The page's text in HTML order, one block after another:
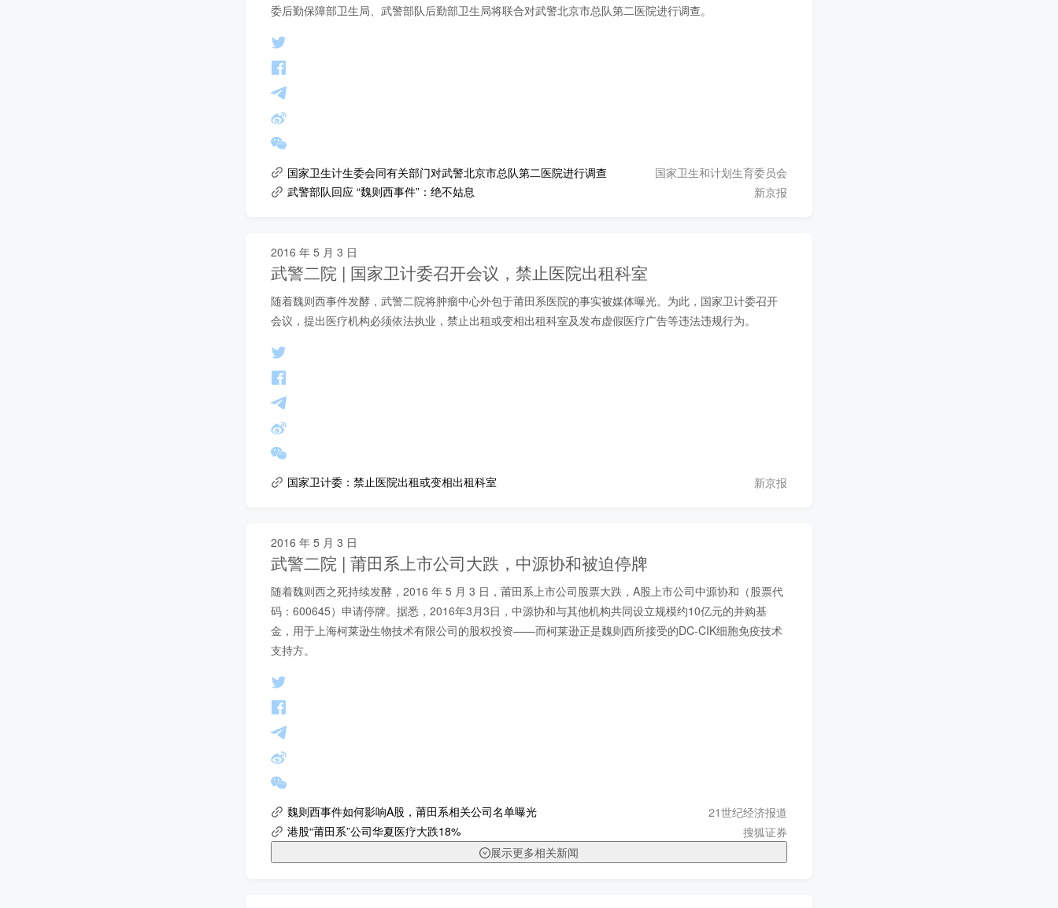
委后勤保障部卫生局、武警部队后勤部卫生局将联合对武警北京市总队第二医院进行调查。
国家卫生计生委会同有关部门对武警北京市总队第二医院进行调查 国家卫生和计划生育委员会
武警部队回应 “魏则西事件”：绝不姑息 新京报
2016 年 5 月 3 日
武警二院 | 国家卫计委召开会议，禁止医院出租科室
随着魏则西事件发酵，武警二院将肿瘤中心外包于莆田系医院的事实被媒体曝光。为此，国家卫计委召开
会议，提出医疗机构必须依法执业，禁止出租或变相出租科室及发布虚假医疗广告等违法违规行为。
国家卫计委：禁止医院出租或变相出租科室 新京报
2016 年 5 月 3 日
武警二院 | 莆田系上市公司大跌，中源协和被迫停牌
随着魏则西之死持续发酵，2016 年 5 月 3 日，莆田系上市公司股票大跌，A股上市公司中源协和（股票代
码：600645）申请停牌。据悉，2016年3月3日，中源协和与其他机构共同设立规模约10亿元的并购基
金，用于上海柯莱逊生物技术有限公司的股权投资——而柯莱逊正是魏则西所接受的DC-CIK细胞免疫技术
支持方。
魏则西事件如何影响A股，莆田系相关公司名单曝光 21世纪经济报道
港股“莆田系”公司华夏医疗大跌18% 搜狐证券
展示更多相关新闻